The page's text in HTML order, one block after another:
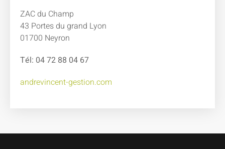
ZAC du Champ
43 Portes du grand Lyon
01700 Neyron
Tél: 04 72 88 04 67
andrevincent-gestion.com